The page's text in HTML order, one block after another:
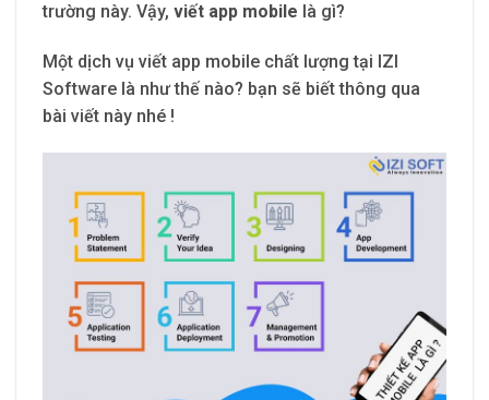
trường này. Vậy, viết app mobile là gì?
Một dịch vụ viết app mobile chất lượng tại IZI
Software là như thế nào? bạn sẽ biết thông qua
bài viết này nhé !